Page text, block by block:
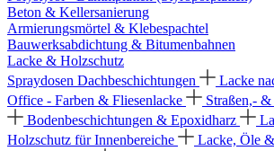
Beton & Kellersanierung
Armierungsmörtel & Klebespachtel
Bauwerksabdichtung & Bitumenbahnen
Lacke & Holzschutz
Spraydosen Dachbeschichtungen
Lacke
Office - Farben & Fliesenlacke
Straßen,-
Bodenbeschichtungen & Epoxidharz
Holzschutz für Innenbereiche
Lacke, Öle